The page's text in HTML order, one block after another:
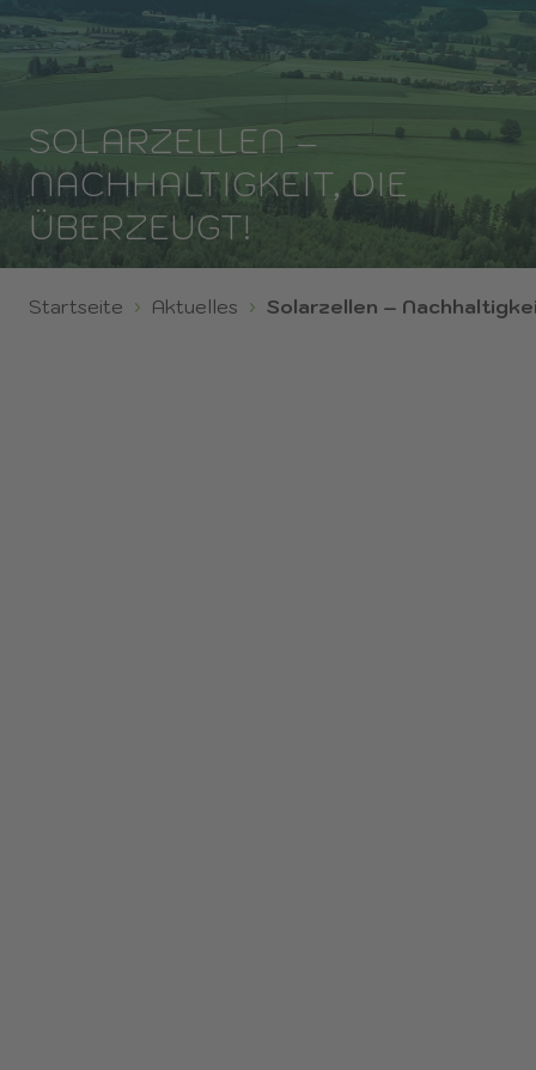
SOLARZELLEN –
NACHHALTIGKEIT, DIE
ÜBERZEUGT!
Startseite Aktuelles Solarzellen –